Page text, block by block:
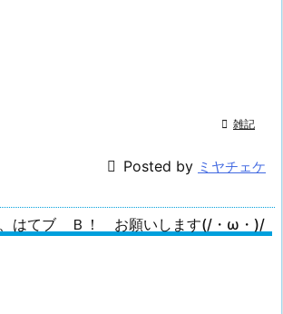
 雑記
 Posted by ミヤチェケ
、はてブ Ｂ！ お願いします(/・ω・)/